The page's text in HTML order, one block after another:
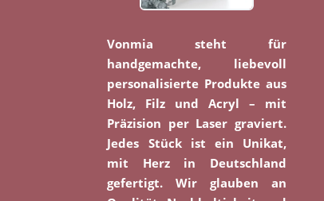
Vonmia steht für
handgemachte, liebevoll
personalisierte Produkte aus
Holz, Filz und Acryl – mit
Präzision per Laser graviert.
Jedes Stück ist ein Unikat,
mit Herz in Deutschland
gefertigt. Wir glauben an